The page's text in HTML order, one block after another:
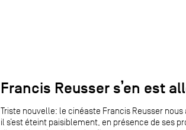
Francis Reusser s’en est
Triste nouvelle: le cinéaste Francis Reusser
il s’est éteint paisiblement, en présence de ses